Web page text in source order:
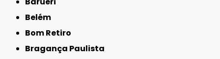
Belém
Bom Retiro
Bragança Paulista